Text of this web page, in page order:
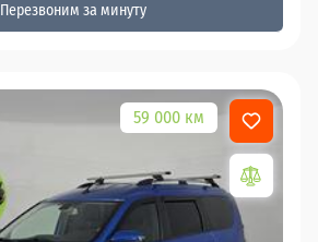
Перезвоним за минуту
59 000 км